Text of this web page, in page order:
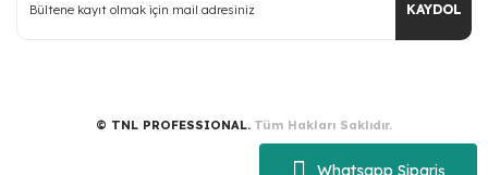
Whatsapp Sipariş
KAYDOL
© TNL PROFESSIONAL. Tüm Hakları Saklıdır.